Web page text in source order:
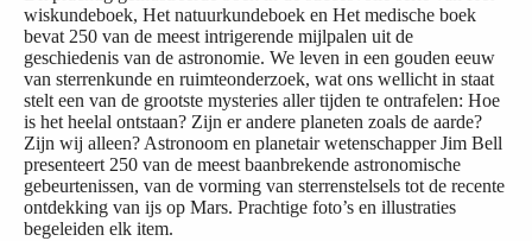
wiskundeboek, Het natuurkundeboek en Het medische boek
bevat 250 van de meest intrigerende mijlpalen uit de
geschiedenis van de astronomie. We leven in een gouden eeuw
van sterrenkunde en ruimteonderzoek, wat ons wellicht in staat
stelt een van de grootste mysteries aller tijden te ontrafelen: Hoe
is het heelal ontstaan? Zijn er andere planeten zoals de aarde?
Zijn wij alleen? Astronoom en planetair wetenschapper Jim Bell
presenteert 250 van de meest baanbrekende astronomische
gebeurtenissen, van de vorming van sterrenstelsels tot de recente
ontdekking van ijs op Mars. Prachtige foto’s en illustraties
begeleiden elk item.